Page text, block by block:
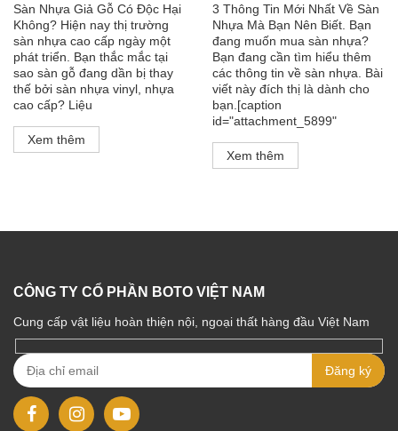
Sàn Nhựa Giả Gỗ Có Độc Hại
Không? Hiện nay thị trường
sàn nhựa cao cấp ngày một
phát triển. Bạn thắc mắc tại
sao sàn gỗ đang dần bị thay
thế bởi sàn nhựa vinyl, nhựa
cao cấp? Liệu
Xem thêm
3 Thông Tin Mới Nhất Về Sàn
Nhựa Mà Bạn Nên Biết. Bạn
đang muốn mua sàn nhựa?
Bạn đang cần tìm hiểu thêm
các thông tin về sàn nhựa. Bài
viết này đích thị là dành cho
bạn.[caption
id="attachment_5899"
Xem thêm
CÔNG TY CỔ PHẦN BOTO VIỆT NAM
Cung cấp vật liệu hoàn thiện nội, ngoại thất hàng đầu Việt Nam